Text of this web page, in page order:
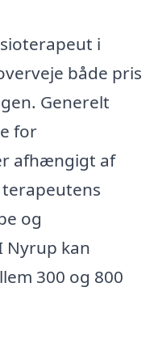
i
både pris
Generelt
for
afhængigt af
og
Nyrup kan
300 og 800